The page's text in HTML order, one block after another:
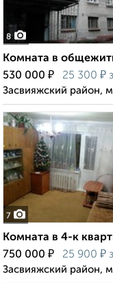
8
Комната в
530 000 ₽ 25 300 ₽
Засвияжский район,
7
Комната в 4-к
750 000 ₽ 25 900 ₽
Засвияжский район,